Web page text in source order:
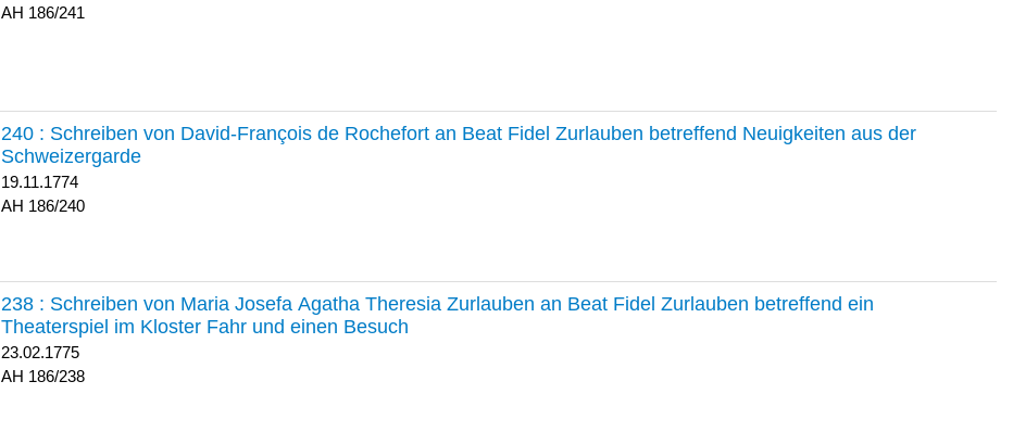
186/241
240 : Schreiben von David-François de Rochefort an Beat Fidel Zurlauben betreffend Neuigkeiten aus der
Schweizergarde
19.11.1774
186/240
238 : Schreiben von Maria Josefa Agatha Theresia Zurlauben an Beat Fidel Zurlauben betreffend ein
Theaterspiel im Kloster Fahr und einen Besuch
23.02.1775
186/238